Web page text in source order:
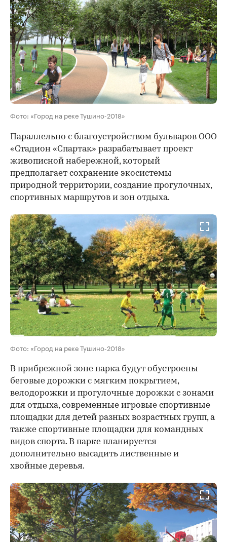
Фото: «Город на реке Тушино-2018»
00:00 00:00
Параллельно с благоустройством бульваров ООО
«Стадион «Спартак» разрабатывает проект
живописной набережной, который
предполагает сохранение экосистемы
природной территории, создание прогулочных,
спортивных маршрутов и зон отдыха.
Фото: «Город на реке Тушино-2018»
В прибрежной зоне парка будут обустроены
беговые дорожки с мягким покрытием,
велодорожки и прогулочные дорожки с зонами
для отдыха, современные игровые спортивные
площадки для детей разных возрастных групп, а
также спортивные площадки для командных
видов спорта. В парке планируется
дополнительно высадить лиственные и
хвойные деревья.